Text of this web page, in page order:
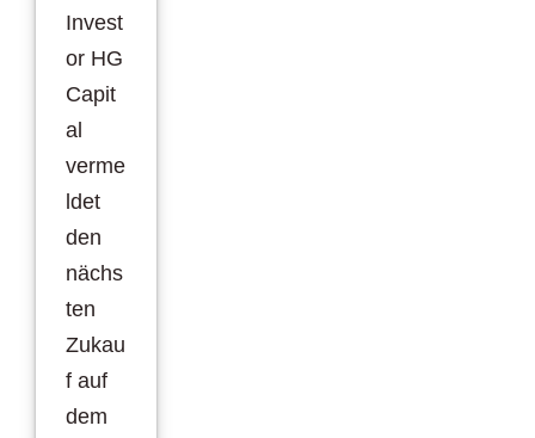
Invest
or HG
Capit
al
verme
ldet
den
nächs
ten
Zukau
f auf
dem